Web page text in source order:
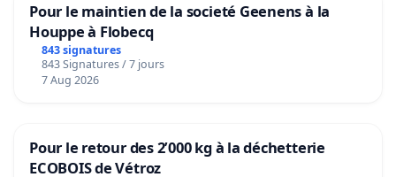
Pour le maintien de la societé Geenens à la
Houppe à Flobecq
843 signatures
843 Signatures / 7 jours
7 Aug 2026
Pour le retour des 2’000 kg à la déchetterie
ECOBOIS de Vétroz